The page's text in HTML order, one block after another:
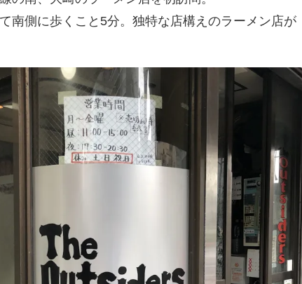
南側に歩くこと5分。独特な店構えのラーメン店が